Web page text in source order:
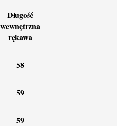
Długość
wewnętrzna
rękawa
58
59
59